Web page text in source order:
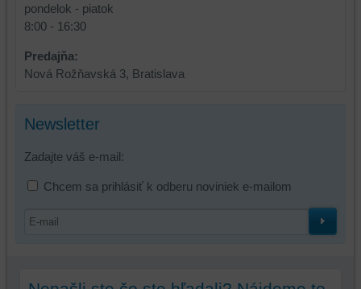
pondelok - piatok
8:00 - 16:30
Predajňa:
Nová Rožňavská 3, Bratislava
Newsletter
Zadajte váš e-mail:
Chcem sa prihlásiť k odberu noviniek e-mailom
používateľský
účet
prihlásenia,
skripty
a/alebo
zdroje